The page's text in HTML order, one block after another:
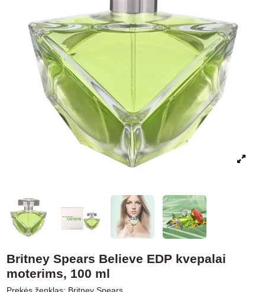
Britney Spears Believe EDP kvepalai
moterims, 100 ml